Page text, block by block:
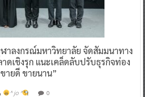
าลงกรณ์มหาวิทยาลัย จัดสัมมนาทาง
ดเชิงรุก แนะเคล็ดลับปรับธุรกิจท่อง
ายดี ขายนาน”
^ jo ^ 0